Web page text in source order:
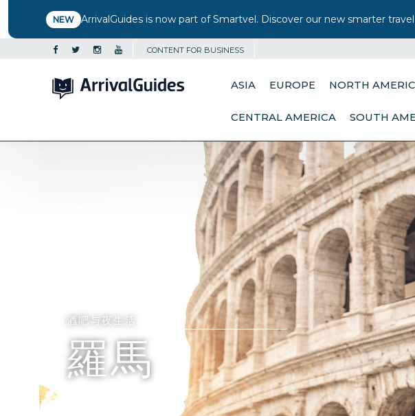
NEW ArrivalGuides is now part of Smartvel. Discover our new smarter
CONTENT FOR BUSINESS
ASIA EUROPE NORTH
CENTRAL AMERICA SOUTH
酒吧与夜生活
羅馬